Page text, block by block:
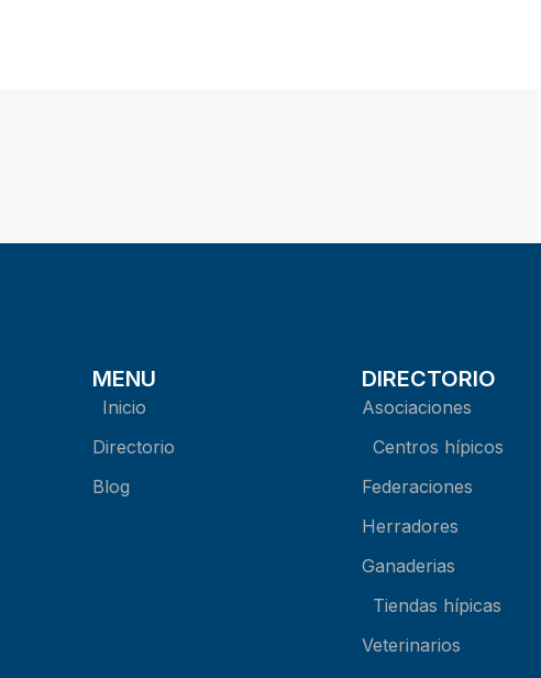
MENU
Inicio
Directorio
Blog
DIRECTORIO
Asociaciones
Centros hípicos
Federaciones
Herradores
Ganaderias
Tiendas hípicas
Veterinarios